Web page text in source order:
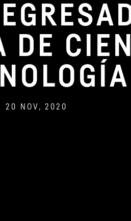
DE
20 NOV, 2020